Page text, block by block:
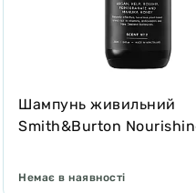
Шампунь живильний
Smith&Burton
подвійної шерсті
Немає в наявності